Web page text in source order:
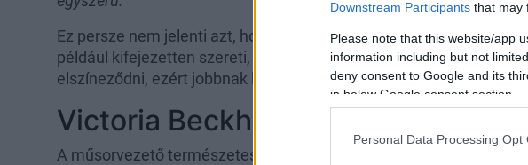
Downstream Participants that may
Please note that this website/app
information including but not
deny consent to Google and its
in below Google consent section.
Personal Data Processing Opt
Ez persze nem jelenti azt, hogy ellenezné a mintákat, férje és
például kifejezetten szereti, de a saját, régi „gyűjteménye” már
elszíneződni, ezért jobbnak látta, ha megválik tőlük.
Victoria Beckham csinálja, és nem
A műsorvezető természetesen arra is rákérdezett, milyen tanácsot